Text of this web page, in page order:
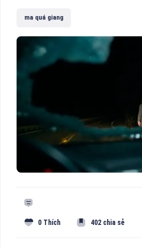
ma quá giang
0 Thích 402 chia sẻ